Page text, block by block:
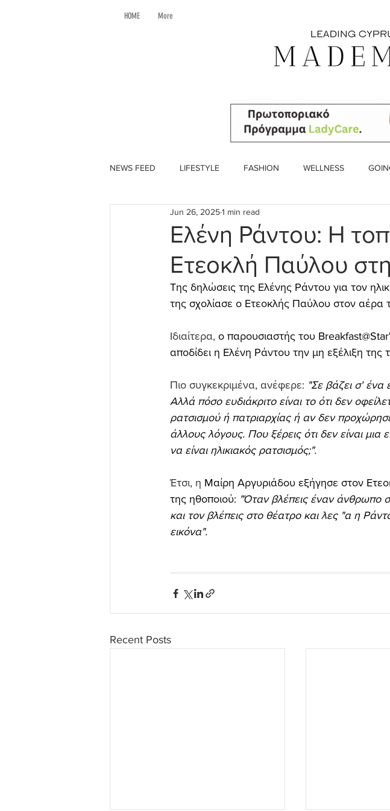
HOME More
NEWS FEED LIFESTYLE FASHION WELLNESS
Ελένη Ράντου: Η
Ετεοκλή Παύλου
Jun 26, 20251 min read
Της δηλώσεις της Ελένης Ράντου για τον
της σχολίασε ο Ετεοκλής Παύλου στον αέρα
Ιδιαίτερα, ο παρουσιαστής του
αποδίδει η Ελένη Ράντου την μη εξέλιξη της
Πιο συγκεκριμένα, ανέφερε: "Σε βάζει σ' ένα
Αλλά πόσο ευδιάκριτο είναι το ότι δεν
ρατσισμού ή πατριαρχίας ή αν δεν
άλλους λόγους. Που ξέρεις ότι δεν είναι
να είναι ηλικιακός ρατσισμός;".
Έτσι, η Μαίρη Αργυριάδου εξήγησε στον
της ηθοποιού: "Όταν βλέπεις έναν άνθρωπο
και τον βλέπεις στο θέατρο και λες "α η
εικόνα".
Recent Posts